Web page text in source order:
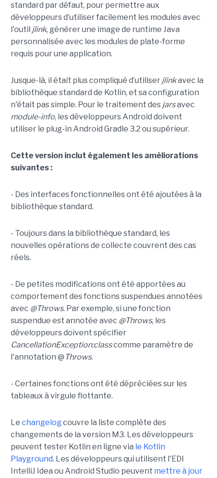
standard par défaut, pour permettre aux
développeurs d’utiliser facilement les modules avec
l'outil jlink, générer une image de runtime Java
personnalisée avec les modules de plate-forme
requis pour une application.
Jusque-là, il était plus compliqué d’utiliser jlinkavec la
bibliothèque standard de Kotlin, et sa configuration
n'était pas simple. Pour le traitement des jarsavec
module-info, les développeurs Android doivent
utiliser le plug-in Android Gradle 3.2 ou supérieur.
Cette version inclut également les améliorations
suivantes :
- Des interfaces fonctionnelles ont été ajoutées à la
bibliothèque standard.
- Toujours dans la bibliothèque standard, les
nouvelles opérations de collecte couvrent des cas
réels.
- De petites modifications ont été apportées au
comportement des fonctions suspendues annotées
avec @Throws. Par exemple, si une fonction
suspendue est annotée avec @Throws, les
développeurs doivent spécifier
CancellationException:classcomme paramètre de
l'annotation @ Throws.
- Certaines fonctions ont été dépréciées sur les
tableaux à virgule flottante.
Le changelogcouvre la liste complète des
changements de la version M3. Les développeurs
peuvent tester Kotlin en ligne via le Kotlin
Playground. Les développeurs qui utilisent l'EDI
IntelliJ Idea ou Android Studio peuvent mettre à jour